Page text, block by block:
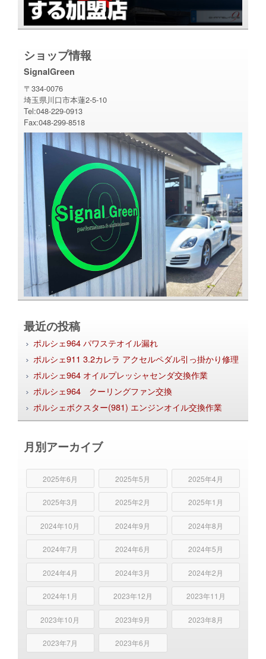
ショップ情報
SignalGreen
〒334-0076
埼玉県川口市本蓮2-5-10
Tel:048-229-0913
Fax:048-299-8518
最近の投稿
ポルシェ964 パワステオイル漏れ
ポルシェ911 3.2カレラ アクセルペダル引っ掛かり修理
ポルシェ964 オイルプレッシャセンダ交換作業
ポルシェ964 クーリングファン交換
ポルシェボクスター(981) エンジンオイル交換作業
月別アーカイブ
2025年6月 2025年5月 2025年4月
2025年3月 2025年2月 2025年1月
2024年10月 2024年9月 2024年8月
2024年7月 2024年6月 2024年5月
2024年4月 2024年3月 2024年2月
2024年1月 2023年12月 2023年11月
2023年10月 2023年9月 2023年8月
2023年7月 2023年6月